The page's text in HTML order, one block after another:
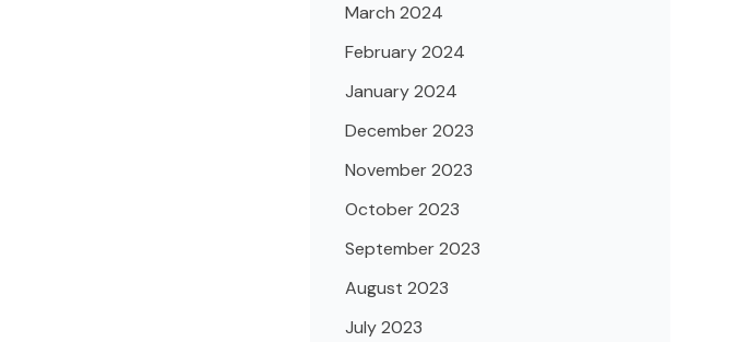
March 2024
February 2024
January 2024
December 2023
November 2023
October 2023
September 2023
August 2023
July 2023